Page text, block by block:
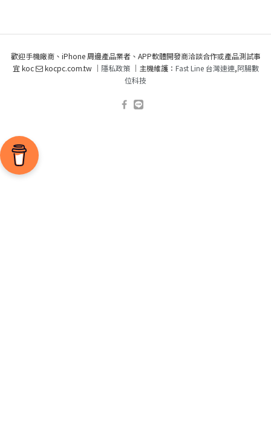
歡迎手機廠商、iPhone 周邊產品業者、APP軟體開發商洽談合作或產品測試事
宜 koc
kocpc.com.tw ｜ 隱私政策｜主機維護： Fast Line 台灣速連,阿腸數
位科技